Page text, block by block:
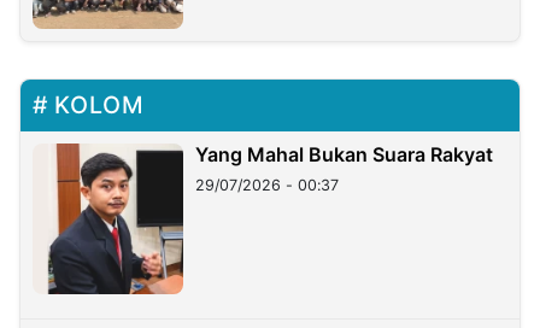
KOLOM
Yang Mahal Bukan Suara Rakyat
29/07/2026 - 00:37